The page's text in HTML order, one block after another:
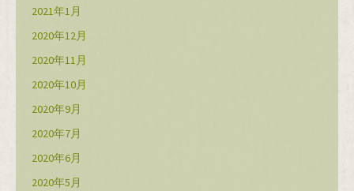
2021年1月
2020年12月
2020年11月
2020年10月
2020年9月
2020年7月
2020年6月
2020年5月